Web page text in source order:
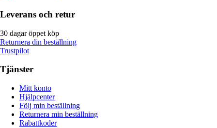
Leverans och retur
30 dagar öppet köp
Returnera din beställning
Trustpilot
Tjänster
Mitt konto
Hjälpcenter
Följ min beställning
Returnera min beställning
Rabattkoder